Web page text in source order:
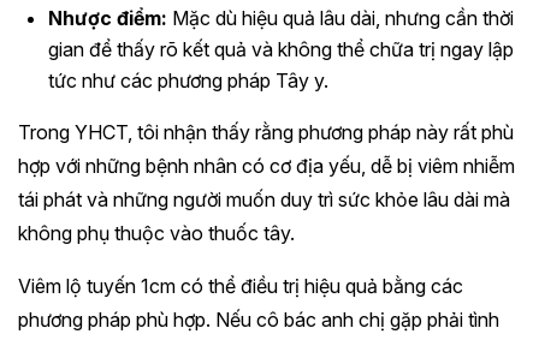
Nhược điểm: Mặc dù hiệu quả lâu dài, nhưng cần thời
gian để thấy rõ kết quả và không thể chữa trị ngay lập
tức như các phương pháp Tây y.
Trong YHCT, tôi nhận thấy rằng phương pháp này rất phù
hợp với những bệnh nhân có cơ địa yếu, dễ bị viêm nhiễm
tái phát và những người muốn duy trì sức khỏe lâu dài mà
không phụ thuộc vào thuốc tây.
Viêm lộ tuyến 1cm có thể điều trị hiệu quả bằng các
phương pháp phù hợp. Nếu cô bác anh chị gặp phải tình